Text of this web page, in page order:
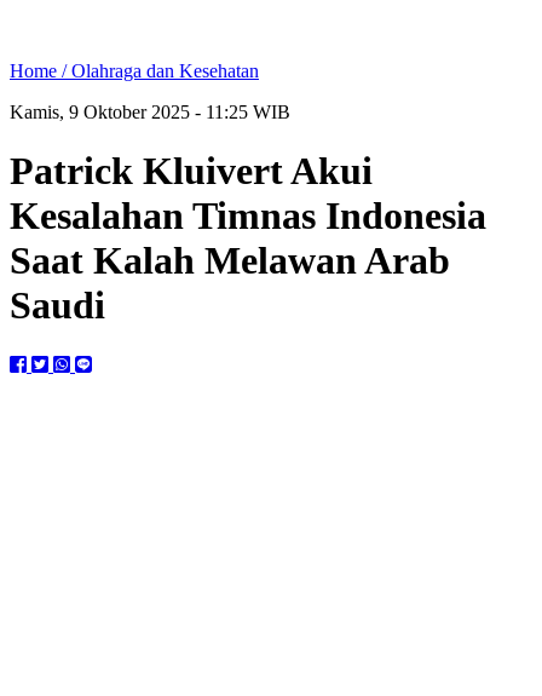
Home /Olahraga dan Kesehatan
Kamis, 9 Oktober 2025 - 11:25 WIB
Patrick Kluivert Akui
Kesalahan Timnas Indonesia
Saat Kalah Melawan Arab
Saudi